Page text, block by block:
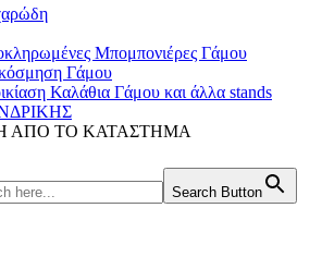
Μπομπονιέρες Γάμου
Γάμου
Καλάθια Γάμου και άλλα stands
ΑΠΟ ΤΟ ΚΑΤΑΣΤΗΜΑ
Search Button